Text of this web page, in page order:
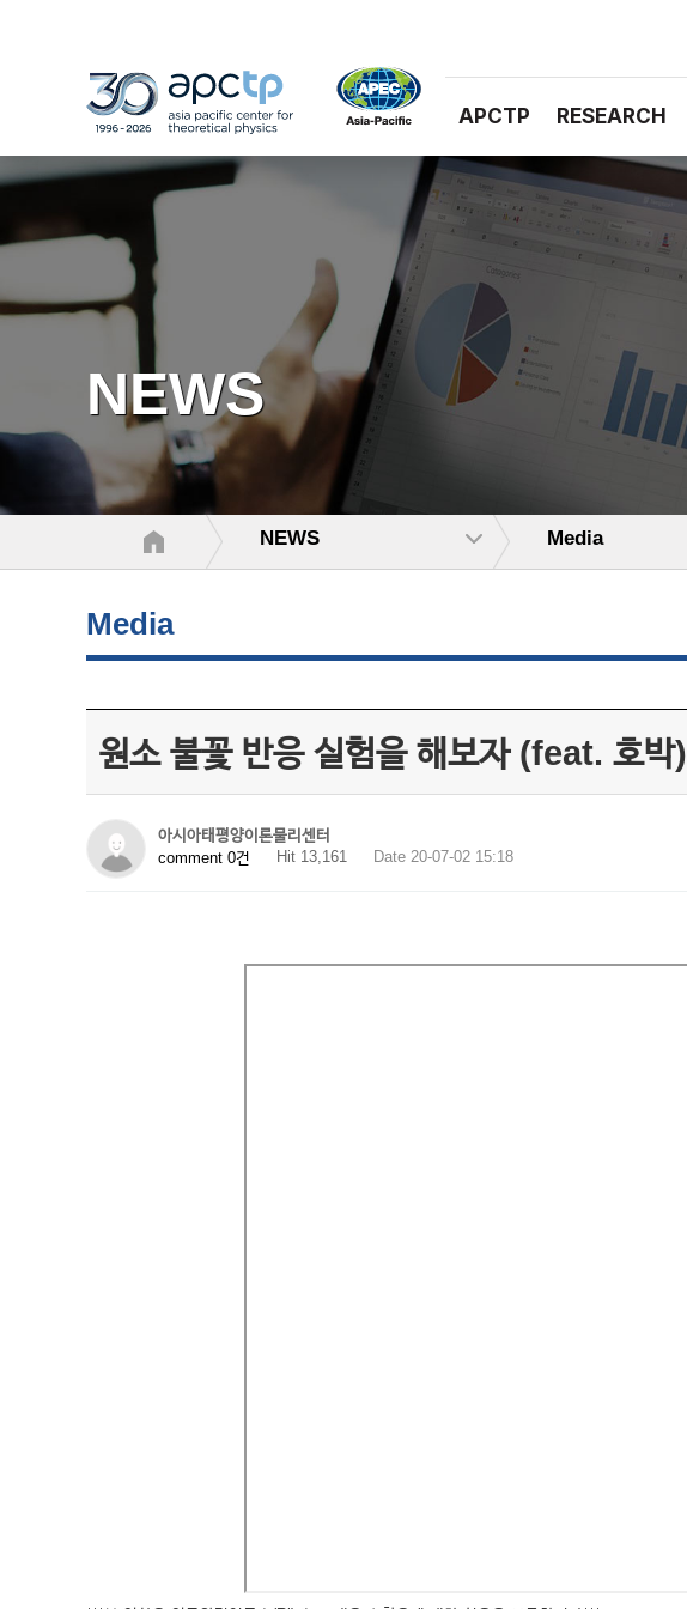
APCTP RESEARCH
NEWS
NEWS Media
Media
원소 불꽃 반응 실험을 해보자 (feat. 호박)
아시아태평양이론물리센터
comment 0건
Hit 13,161 Date 20-07-02 15:18